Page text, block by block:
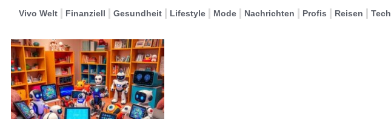
Vivo Welt Finanziell Gesundheit Lifestyle Mode Nachrichten Profis Reisen Tech